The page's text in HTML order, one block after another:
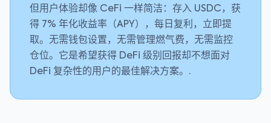
但用户体验却像 CeFi 一样简洁：存入 USDC，获
得 7% 年化收益率（APY），每日复利，立即提
取。无需钱包设置，无需管理燃气费，无需监控
仓位。它是希望获得 DeFi 级别回报却不想面对
DeFi 复杂性的用户的最佳解决方案。.